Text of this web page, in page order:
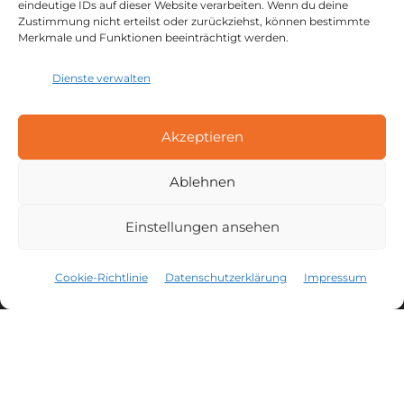
eindeutige IDs auf dieser Website verarbeiten. Wenn du deine
Zustimmung nicht erteilst oder zurückziehst, können bestimmte
Merkmale und Funktionen beeinträchtigt werden.
Dienste verwalten
Akzeptieren
Ablehnen
Einstellungen ansehen
Cookie-Richtlinie Datenschutzerklärung Impressum
Carl-Benz-Str. 23,
IDPM Gebäude F